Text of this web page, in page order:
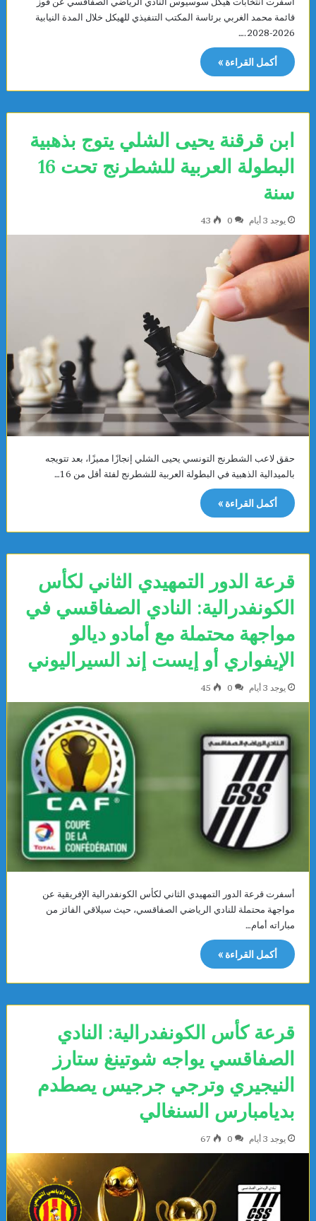
قائمة محمد الغربي برئاسة المكتب التنفيذي للهيكل خلال المدة النيابية
2026-2028.…
أكمل القراءة »
ابن قرقنة يحيى الشلي يتوج بذهبية
البطولة العربية للشطرنج تحت 16
سنة
يوجد 3 أيام 0
43
حقق لاعب الشطرنج التونسي يحيى الشلي إنجازًا مميزًا، بعد تتويجه
بالميدالية الذهبية في البطولة العربية للشطرنج لفئة أقل من 16…
أكمل القراءة »
قرعة الدور التمهيدي الثاني لكأس
الكونفدرالية: النادي الصفاقسي في
مواجهة محتملة مع أمادو ديالو
الإيفواري أو إيست إند السيراليوني
يوجد 3 أيام 0
45
أسفرت قرعة الدور التمهيدي الثاني لكأس الكونفدرالية الإفريقية عن
مواجهة محتملة للنادي الرياضي الصفاقسي، حيث سيلاقي الفائز من
مباراته أمام…
أكمل القراءة »
قرعة كأس الكونفدرالية: النادي
الصفاقسي يواجه شوتينغ ستارز
النيجيري وترجي جرجيس يصطدم
بديامبارس السنغالي
يوجد 3 أيام 0
67